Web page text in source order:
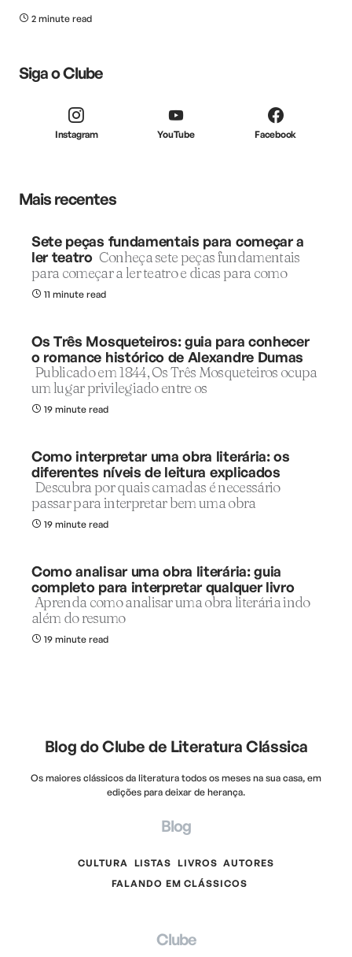
2 minute read
Siga o Clube
Instagram YouTube Facebook
Mais recentes
Sete peças fundamentais para começar a
ler teatro Conheça sete peças fundamentais
para começar a ler teatro e dicas para como
11 minute read
Os Três Mosqueteiros: guia para conhecer
o romance histórico de Alexandre Dumas
Publicado em 1844, Os Três Mosqueteiros ocupa
um lugar privilegiado entre os
19 minute read
Como interpretar uma obra literária: os
diferentes níveis de leitura explicados
Descubra por quais camadas é necessário
passar para interpretar bem uma obra
19 minute read
Como analisar uma obra literária: guia
completo para interpretar qualquer livro
Aprenda como analisar uma obra literária indo
além do resumo
19 minute read
Blog do Clube de Literatura Clássica
Os maiores clássicos da literatura todos os meses na sua casa, em
edições para deixar de herança.
Blog
CULTURA LISTAS LIVROS AUTORES
FALANDO EM CLÁSSICOS
Clube